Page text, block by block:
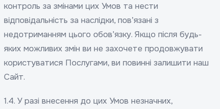
контроль за змінами цих Умов та нести
відповідальність за наслідки, пов’язані з
недотриманням цього обов’язку. Якщо після будь-
яких можливих змін ви не захочете продовжувати
користуватися Послугами, ви повинні залишити наш
Сайт.
1.4. У разі внесення до цих Умов незначних,